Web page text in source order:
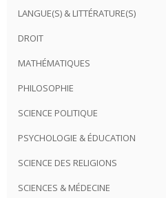
LANGUE(S) & LITTÉRATURE(S)
DROIT
MATHÉMATIQUES
PHILOSOPHIE
SCIENCE POLITIQUE
PSYCHOLOGIE & ÉDUCATION
SCIENCE DES RELIGIONS
SCIENCES & MÉDECINE